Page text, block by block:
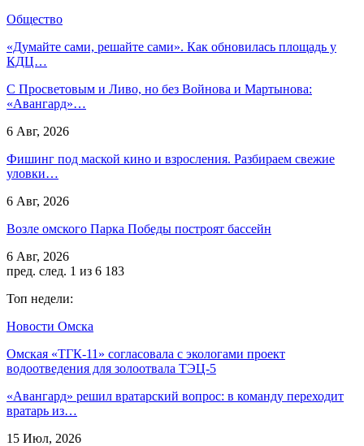
Общество
«Думайте сами, решайте сами». Как обновилась площадь у
КДЦ…
С Просветовым и Ливо, но без Войнова и Мартынова:
«Авангард»…
6 Авг, 2026
Фишинг под маской кино и взросления. Разбираем свежие
уловки…
6 Авг, 2026
Возле омского Парка Победы построят бассейн
6 Авг, 2026
пред. след. 1 из 6 183
Топ недели:
Новости Омска
Омская «ТГК-11» согласовала с экологами проект
водоотведения для золоотвала ТЭЦ-5
«Авангард» решил вратарский вопрос: в команду переходит
вратарь из…
15 Июл, 2026